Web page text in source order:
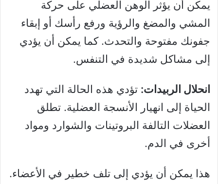
يمكن أن يؤثر الوهن العضلي على حركة
المشي والمضغ والرؤية ورفع رأسك أو إبقاء
جفونك مفتوحة والتحدث. كما يمكن أن يؤدي
إلى مشاكل شديدة في التنفس.
انحلال الربيدات: تؤدي هذه الحالة التي تهدد
الحياة إلى انهيار الأنسجة العضلية. تطلق
العضلات التالفة البروتينات والشوارد ومواد
أخرى في الدم.
هذا يمكن أن يؤدي إلى تلف خطير في الأعضاء.